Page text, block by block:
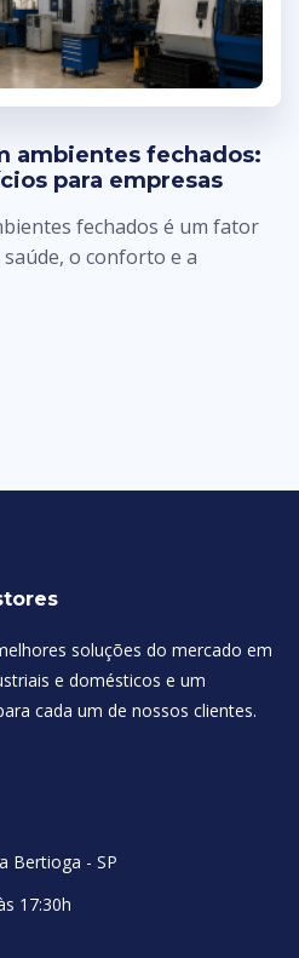
ambientes fechados:
para empresas
fechados é um fator
o conforto e a
soluções do mercado em
e domésticos e um
cada um de nossos clientes.
Bertioga - SP
17:30h